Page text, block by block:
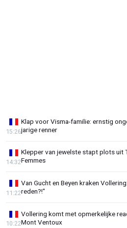
Klap voor Visma-familie: ernstig
jarige renner
15:26
Klepper van jewelste stapt plots uit
Femmes
14:32
Van Gucht en Beyen kraken
reden?!"
11:22
Vollering komt met opmerkelijke
Mont Ventoux
10:22